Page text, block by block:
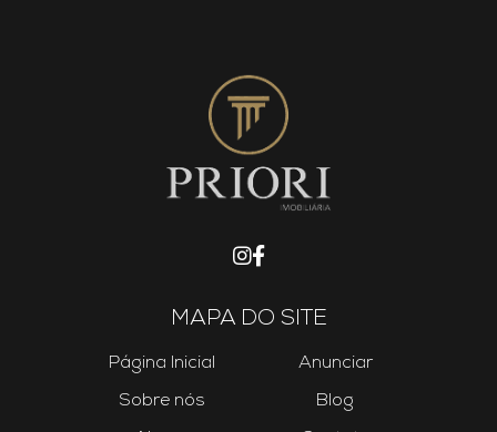
MAPA DO SITE
Página Inicial
Sobre nós
Anunciar
Blog